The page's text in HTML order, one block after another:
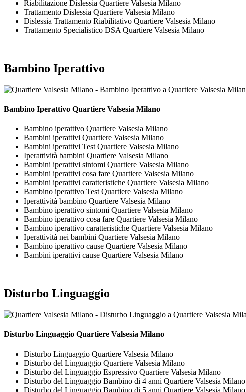
Riabilitazione Dislessia Quartiere Valsesia Milano
Trattamento Dislessia Quartiere Valsesia Milano
Dislessia Trattamento Riabilitativo Quartiere Valsesia Milano
Trattamento Specialistico DSA Quartiere Valsesia Milano
Bambino Iperattivo
Bambino Iperattivo Quartiere Valsesia Milano
Bambino iperattivo Quartiere Valsesia Milano
Bambini iperattivi Quartiere Valsesia Milano
Bambini iperattivi Test Quartiere Valsesia Milano
Iperattività bambini Quartiere Valsesia Milano
Bambini iperattivi sintomi Quartiere Valsesia Milano
Bambini iperattivi cosa fare Quartiere Valsesia Milano
Bambini iperattivi caratteristiche Quartiere Valsesia Milano
Bambino iperattivo Test Quartiere Valsesia Milano
Iperattività bambino Quartiere Valsesia Milano
Bambino iperattivo sintomi Quartiere Valsesia Milano
Bambino iperattivo cosa fare Quartiere Valsesia Milano
Bambino iperattivo caratteristiche Quartiere Valsesia Milano
Iperattività nei bambini Quartiere Valsesia Milano
Bambino iperattivo cause Quartiere Valsesia Milano
Bambini iperattivi cause Quartiere Valsesia Milano
Disturbo Linguaggio
Disturbo Linguaggio Quartiere Valsesia Milano
Disturbo Linguaggio Quartiere Valsesia Milano
Disturbo del Linguaggio Quartiere Valsesia Milano
Disturbo del Linguaggio Espressivo Quartiere Valsesia Milano
Disturbo del Linguaggio Bambino di 4 anni Quartiere Valsesia Milano
Disturbo del Linguaggio Bambino di 5 anni Quartiere Valsesia Milano